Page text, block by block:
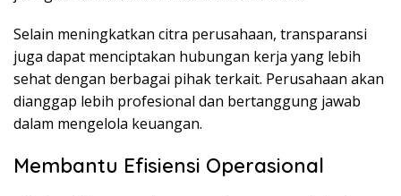
Selain meningkatkan citra perusahaan, transparansi
juga dapat menciptakan hubungan kerja yang lebih
sehat dengan berbagai pihak terkait. Perusahaan akan
dianggap lebih profesional dan bertanggung jawab
dalam mengelola keuangan.
Membantu Efisiensi Operasional